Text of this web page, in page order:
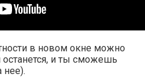
в новом окне можно
останется, и ты сможешь
нее).